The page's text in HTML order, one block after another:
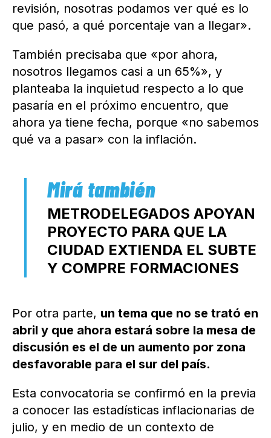
revisión, nosotras podamos ver qué es lo
que pasó, a qué porcentaje van a llegar».
También precisaba que «por ahora,
nosotros llegamos casi a un 65%», y
planteaba la inquietud respecto a lo que
pasaría en el próximo encuentro, que
ahora ya tiene fecha, porque «no sabemos
qué va a pasar» con la inflación.
METRODELEGADOS APOYAN
PROYECTO PARA QUE LA
CIUDAD EXTIENDA EL SUBTE
Y COMPRE FORMACIONES
Por otra parte, un tema que no se trató en
abril y que ahora estará sobre la mesa de
discusión es el de un aumento por zona
desfavorable para el sur del país.
Esta convocatoria se confirmó en la previa
a conocer las estadísticas inflacionarias de
julio, y en medio de un contexto de